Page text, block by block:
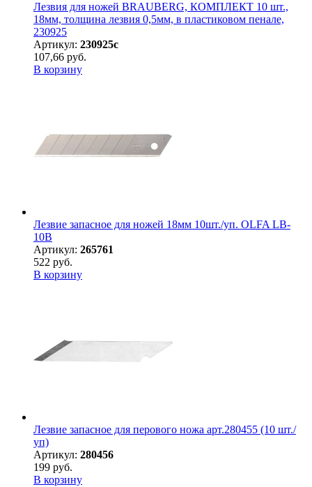
Лезвия для ножей BRAUBERG, КОМПЛЕКТ 10 шт.,
18мм, толщина лезвия 0,5мм, в пластиковом пенале,
230925
Артикул: 230925с
107,66 руб.
В корзину
Лезвие запасное для ножей 18мм 10шт./уп. OLFA LB-
10B
Артикул: 265761
522 руб.
В корзину
Лезвие запасное для перового ножа арт.280455 (10 шт./
уп)
Артикул: 280456
199 руб.
В корзину